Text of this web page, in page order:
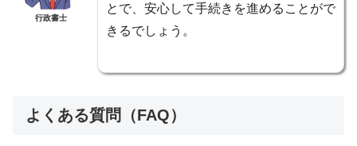
行政書士
とで、安心して手続きを進めることがで
きるでしょう。
よくある質問（FAQ）